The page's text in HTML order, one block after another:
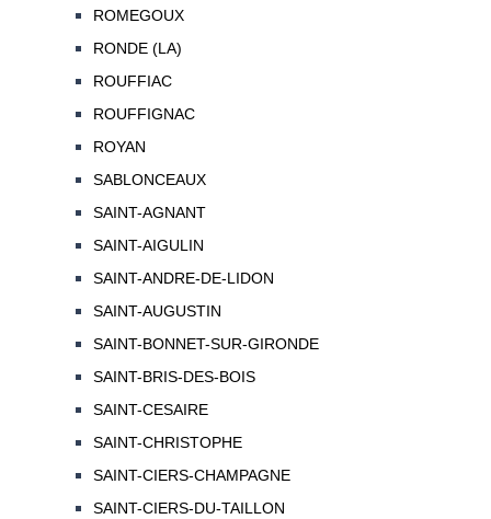
ROMEGOUX
RONDE (LA)
ROUFFIAC
ROUFFIGNAC
ROYAN
SABLONCEAUX
SAINT-AGNANT
SAINT-AIGULIN
SAINT-ANDRE-DE-LIDON
SAINT-AUGUSTIN
SAINT-BONNET-SUR-GIRONDE
SAINT-BRIS-DES-BOIS
SAINT-CESAIRE
SAINT-CHRISTOPHE
SAINT-CIERS-CHAMPAGNE
SAINT-CIERS-DU-TAILLON